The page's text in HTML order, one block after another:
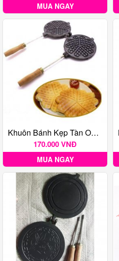
MUA NGAY
Khuôn Bánh Kẹp Tàn Ong /hoa Nhôm Chống Dính Lớn 17.5 Cm
170.000 VNĐ
MUA NGAY